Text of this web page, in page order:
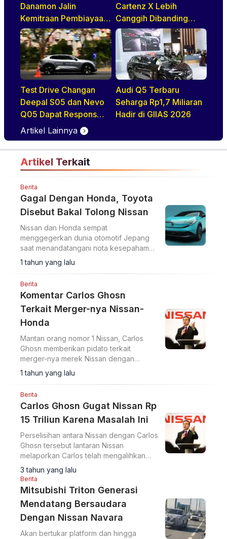
Danamon Jalin
Kemitraan Pembiayaan
Dealer
Cartenz X Lebih
Canggih Dibanding
Rivalnya Berkat Hal Ini
Test Drive Changan
Deepal S05 dan Nevo
Q05 Dapat Respons
Positif di GIIAS 2026
Audi Q5 Terbaru
Seharga Rp1,7 Miliaran
Hadir di GIIAS 2026
Artikel Lainnya
Artikel Terkait
Berita
Gagal Dengan Honda, Toyota
Disebut Bakal Tolong Nissan
Nissan dan Honda sempat
menggegerkan dunia otomotif Jepang
saat menandatangani nota kesepahaman
(MoU) untuk menjajaki merger pada
Desember 2024.
1 tahun yang lalu
Berita
Komentar Carlos Ghosn
Terkait Merger-nya Nissan-
Honda
Mantan orang nomor 1 Nissan, Carlos
Ghosn memberikan pidato terkait
merger-nya merek Nissan dengan
Honda.
1 tahun yang lalu
Berita
Carlos Ghosn Gugat Nissan Rp
15 Triliun Karena Masalah Ini
Perselisihan antara Nissan dengan Carlos
Ghosn tersebut lantaran Nissan
melaporkan Carlos telah mengalihkan
dana investasi perusahaan untuk
penggunaan pribadi, dan
menyalahgunakan keuangan.
3 tahun yang lalu
Berita
Mitsubishi Triton Generasi
Mendatang Bersaudara
Dengan Nissan Navara
Akan bertukar platform dan hingga